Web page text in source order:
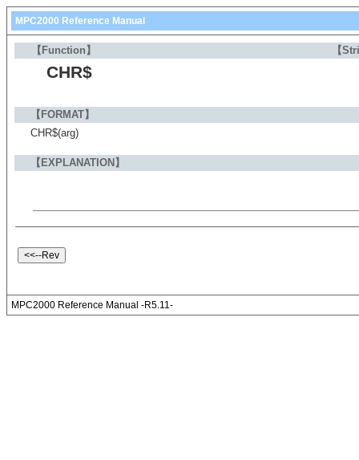
MPC2000 Reference Manual
【Function】 【
CHR$
【FORMAT】
CHR$(arg)
【EXPLANATION】
MPC2000 Reference Manual -R5.11-